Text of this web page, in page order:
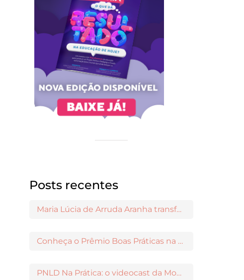
Posts recentes
Maria Lúcia de Arruda Aranha transformou o ensino de Filosofia no Brasil
Conheça o Prêmio Boas Práticas na Escola
PNLD Na Prática: o videocast da Moderna para apoiar a escolha das obras aprovadas